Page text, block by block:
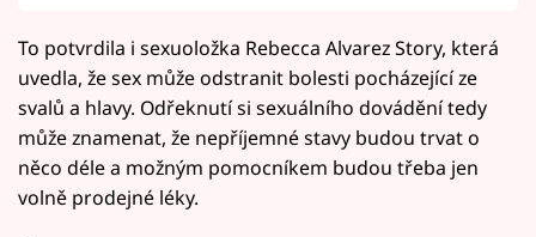
To potvrdila i sexuoložka Rebecca Alvarez Story, která
uvedla, že sex může odstranit bolesti pocházející ze
svalů a hlavy. Odřeknutí si sexuálního dovádění tedy
může znamenat, že nepříjemné stavy budou trvat o
něco déle a možným pomocníkem budou třeba jen
volně prodejné léky.